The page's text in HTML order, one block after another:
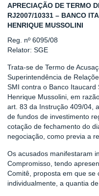
APRECIAÇÃO DE TERMO
RJ2007/10331 – BANCO
HENRIQUE MUSSOLINI
Reg. nº 6095/08
Relator: SGE
Trata-se de Termo de
Superintendência de
SMI contra o Banco Itaucard
Henrique Mussolini, em
art. 83 da Instrução 409/04,
de fundos de investimento
cotação de fechamento do
negociação, como previa a
Os acusados manifestaram
Compromisso, tendo
Comitê, proposta em que se
individualmente, a quantia